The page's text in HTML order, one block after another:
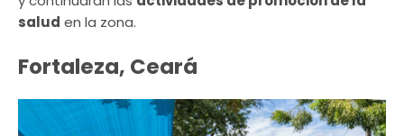
salud en la zona.
Fortaleza, Ceará